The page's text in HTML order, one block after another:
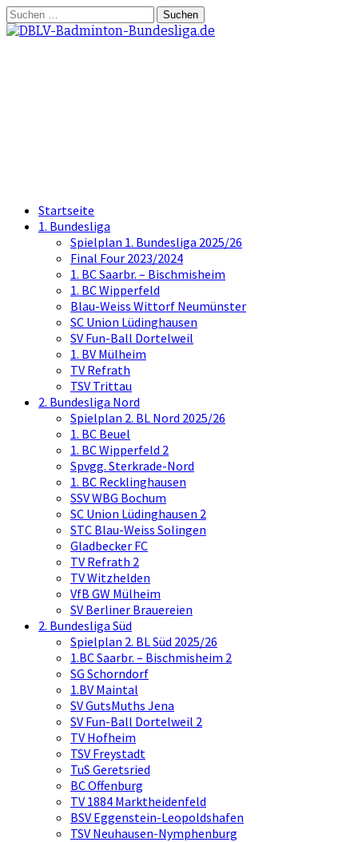
Springe
zum
Suchen
nach:
Startseite
1. Bundesliga
Spielplan 1. Bundesliga 2025/26
Final Four 2023/2024
1. BC Saarbr. – Bischmisheim
1. BC Wipperfeld
Blau-Weiss Wittorf Neumünster
SC Union Lüdinghausen
SV Fun-Ball Dortelweil
1. BV Mülheim
TV Refrath
TSV Trittau
2. Bundesliga Nord
Spielplan 2. BL Nord 2025/26
1. BC Beuel
1. BC Wipperfeld 2
Spvgg. Sterkrade-Nord
1. BC Recklinghausen
SSV WBG Bochum
SC Union Lüdinghausen 2
STC Blau-Weiss Solingen
Gladbecker FC
TV Refrath 2
TV Witzhelden
VfB GW Mülheim
SV Berliner Brauereien
2. Bundesliga Süd
Spielplan 2. BL Süd 2025/26
1.BC Saarbr. – Bischmisheim 2
SG Schorndorf
1.BV Maintal
SV GutsMuths Jena
SV Fun-Ball Dortelweil 2
TV Hofheim
TSV Freystadt
TuS Geretsried
BC Offenburg
TV 1884 Marktheidenfeld
BSV Eggenstein-Leopoldshafen
TSV Neuhausen-Nymphenburg